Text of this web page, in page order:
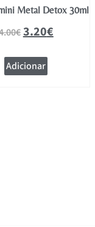
Metal Detox 30ml
€3.20€
Adicionar